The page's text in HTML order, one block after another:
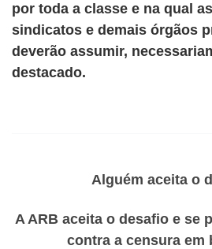
por toda a classe e na qual
sindicatos e demais órgãos
deverão assumir,
destacado.
Alguém aceita o
A ARB aceita o desafio e se
contra a censura em